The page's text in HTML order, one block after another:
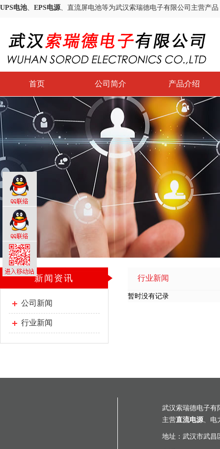
UPS电池、 EPS电源、直流屏电池等为武汉索瑞德电子有限公司主营产
首页 公司简介 产品介绍
新闻资讯
公司新闻
行业新闻
行业新闻
暂时没有记录
武汉索瑞德电子有
主营直流电源、电
地址：武汉市武昌